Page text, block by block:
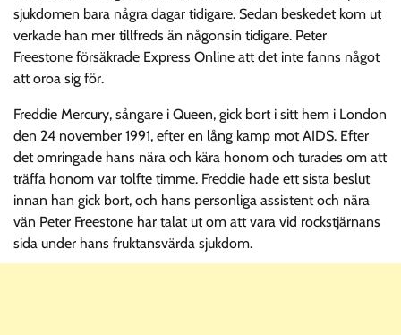
sjukdomen bara några dagar tidigare. Sedan beskedet kom ut
verkade han mer tillfreds än någonsin tidigare. Peter
Freestone försäkrade Express Online att det inte fanns något
att oroa sig för.
Freddie Mercury, sångare i Queen, gick bort i sitt hem i London
den 24 november 1991, efter en lång kamp mot AIDS. Efter
det omringade hans nära och kära honom och turades om att
träffa honom var tolfte timme. Freddie hade ett sista beslut
innan han gick bort, och hans personliga assistent och nära
vän Peter Freestone har talat ut om att vara vid rockstjärnans
sida under hans fruktansvärda sjukdom.